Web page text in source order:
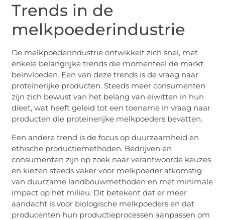
Trends in de
melkpoederindustrie
De melkpoederindustrie ontwikkelt zich snel, met
enkele belangrijke trends die momenteel de markt
beïnvloeden. Een van deze trends is de vraag naar
proteïnerijke producten. Steeds meer consumenten
zijn zich bewust van het belang van eiwitten in hun
dieet, wat heeft geleid tot een toename in vraag naar
producten die proteïnerijke melkpoeders bevatten.
Een andere trend is de focus op duurzaamheid en
ethische productiemethoden. Bedrijven en
consumenten zijn op zoek naar verantwoorde keuzes
en kiezen steeds vaker voor melkpoeder afkomstig
van duurzame landbouwmethoden en met minimale
impact op het milieu. Dit betekent dat er meer
aandacht is voor biologische melkpoeders en dat
producenten hun productieprocessen aanpassen om